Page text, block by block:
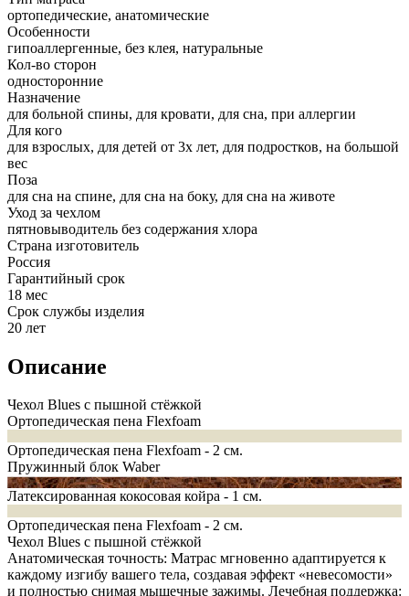
ортопедические, анатомические
Особенности
гипоаллергенные, без клея, натуральные
Кол-во сторон
односторонние
Назначение
для больной спины, для кровати, для сна, при аллергии
Для кого
для взрослых, для детей от 3х лет, для подростков, на большой
вес
Поза
для сна на спине, для сна на боку, для сна на животе
Уход за чехлом
пятновыводитель без содержания хлора
Страна изготовитель
Россия
Гарантийный срок
18 мес
Срок службы изделия
20 лет
Описание
Чехол Blues с пышной стёжкой
Ортопедическая пена Flexfoam
Ортопедическая пена Flexfoam - 2 см.
Пружинный блок Waber
Латексированная кокосовая койра - 1 см.
Ортопедическая пена Flexfoam - 2 см.
Чехол Blues с пышной стёжкой
Анатомическая точность: Матрас мгновенно адаптируется к
каждому изгибу вашего тела, создавая эффект «невесомости»
и полностью снимая мышечные зажимы. Лечебная поддержка: